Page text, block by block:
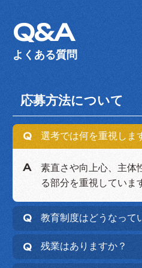
Q&A
よくある質問
応募方法について
選考では何を重視しま
素直さや向上心、主体
る部分を重視していま
教育制度はどうなって
残業はありますか？